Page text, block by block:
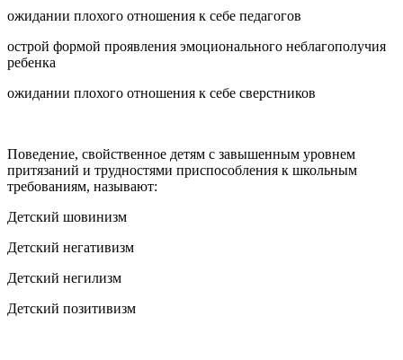
ожидании плохого отношения к себе педагогов
острой формой проявления эмоционального неблагополучия
ребенка
ожидании плохого отношения к себе сверстников
Поведение, свойственное детям с завышенным уровнем
притязаний и трудностями приспособления к школьным
требованиям, называют:
Детский шовинизм
Детский негативизм
Детский негилизм
Детский позитивизм